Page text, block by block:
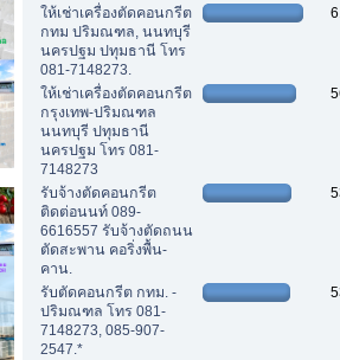
ให้เช่าเครื่องตัดคอนกรีต
กทม ปริมณฑล, นนทบุรี
นครปฐม ปทุมธานี โทร
081-7148273.
ให้เช่าเครื่องตัดคอนกรีต
กรุงเทพ-ปริมณฑล
นนทบุรี ปทุมธานี
นครปฐม โทร 081-
7148273
รับจ้างตัดคอนกรีต
ติดต่อนนท์ 089-
6616557 รับจ้างตัดถนน
ตัดสะพาน คอริ่งพื้น-
คาน.
รับตัดคอนกรีต กทม. -
ปริมณฑล โทร 081-
7148273, 085-907-
2547.*